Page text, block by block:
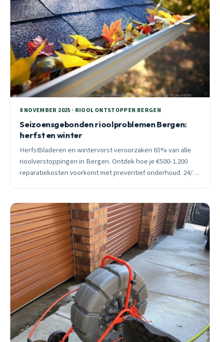
8 NOVEMBER 2025 · RIOOL ONTSTOPPEN BERGEN
Seizoensgebonden rioolproblemen Bergen:
herfst en winter
Herfstbladeren en wintervorst veroorzaken 65% van alle
rioolverstoppingen in Bergen. Ontdek hoe je €500-1.200
reparatiekosten voorkomt met preventief onderhoud. 24/7